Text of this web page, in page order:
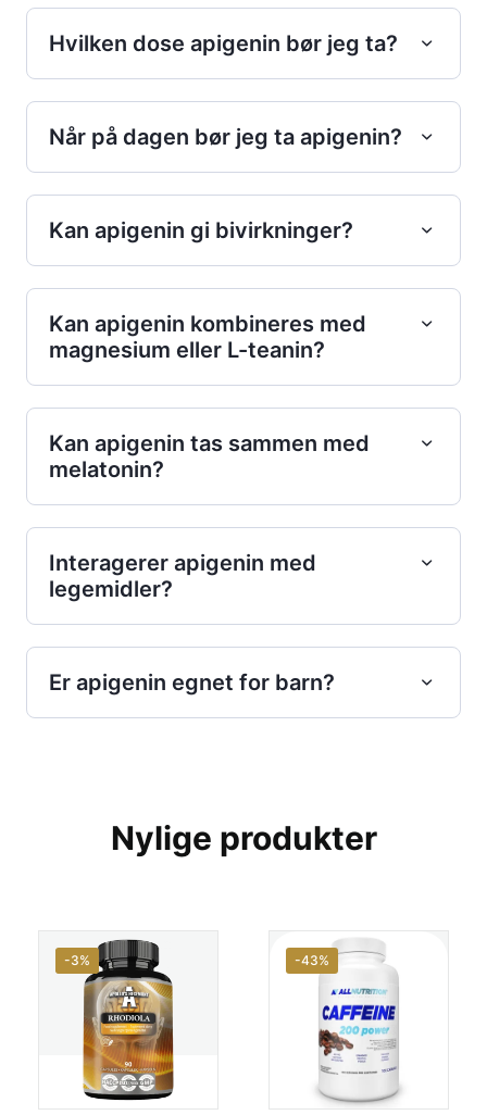
Hvilken dose apigenin bør jeg ta?
Når på dagen bør jeg ta apigenin?
Kan apigenin gi bivirkninger?
Kan apigenin kombineres med
magnesium eller L-teanin?
Kan apigenin tas sammen med
melatonin?
Interagerer apigenin med
legemidler?
Er apigenin egnet for barn?
Nylige produkter
-3% -43%